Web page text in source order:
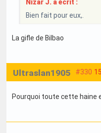
Nizar J. a écrit :
Bien fait pour eux,.
La gifle de Bilbao
#330
Ultraslan1905
Pourquoi toute cette haine